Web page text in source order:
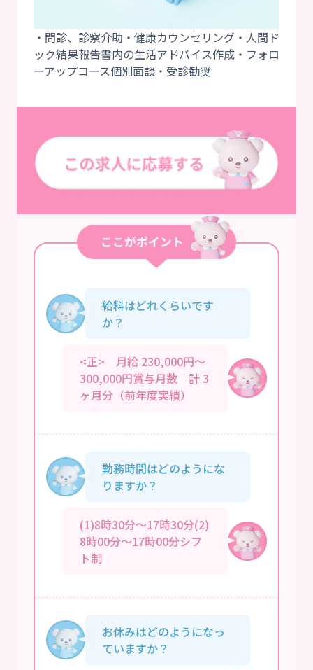
・問診、診察介助・健康カウンセリング・人間ド
ック結果報告書内の生活アドバイス作成・フォロ
給料はどれくらいです
か？
<正> 月給 230,000円～
300,000円賞与月数 計 3
ヶ月分（前年度実績）
勤務時間はどのようにな
りますか？
(1)8時30分～17時30分(2)
8時00分～17時00分シフ
ト制
お休みはどのようになっ
ていますか？